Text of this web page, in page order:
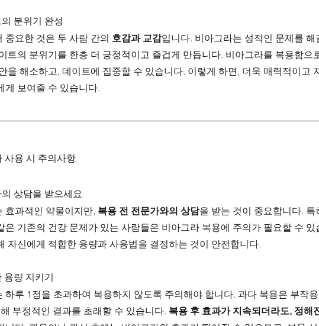
분위기 완성
중요한 것은 두 사람 간의 호감과 교감입니다. 비아그라는 성적인 문제를 해
트의 분위기를 한층 더 긍정적이고 즐겁게 만듭니다. 비아그라를 복용함으
을 해소하고, 데이트에 집중할 수 있습니다. 이렇게 하면, 더욱 매력적이고
게 보여줄 수 있습니다.
사용 시 주의사항
상담을 받으세요
효과적인 약물이지만, 복용 전 전문가와의 상담을 받는 것이 중요합니다. 특
은 기존의 건강 문제가 있는 사람들은 비아그라 복용에 주의가 필요할 수
자신에게 적합한 용량과 사용법을 결정하는 것이 안전합니다.
용량 지키기
하루 1정을 초과하여 복용하지 않도록 주의해야 합니다. 과다 복용은 부작
부정적인 결과를 초래할 수 있습니다. 복용 후 효과가 지속되더라도, 정해